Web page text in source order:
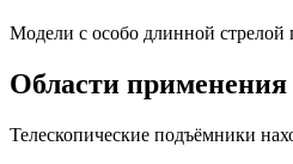
Модели с особо длинной стрелой
Области применения
Телескопические подъёмники